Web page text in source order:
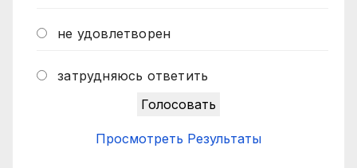
не удовлетворен
затрудняюсь ответить
Просмотреть Результаты